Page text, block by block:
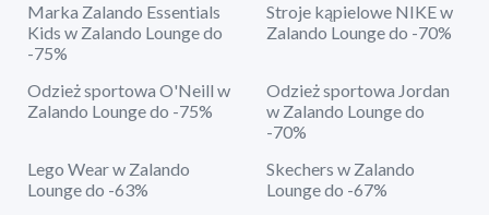
Marka Zalando Essentials
Kids w Zalando Lounge do
-75%
Stroje kąpielowe NIKE w
Zalando Lounge do -70%
Odzież sportowa O'Neill w
Zalando Lounge do -75%
Odzież sportowa Jordan
w Zalando Lounge do
-70%
Lego Wear w Zalando
Lounge do -63%
Skechers w Zalando
Lounge do -67%